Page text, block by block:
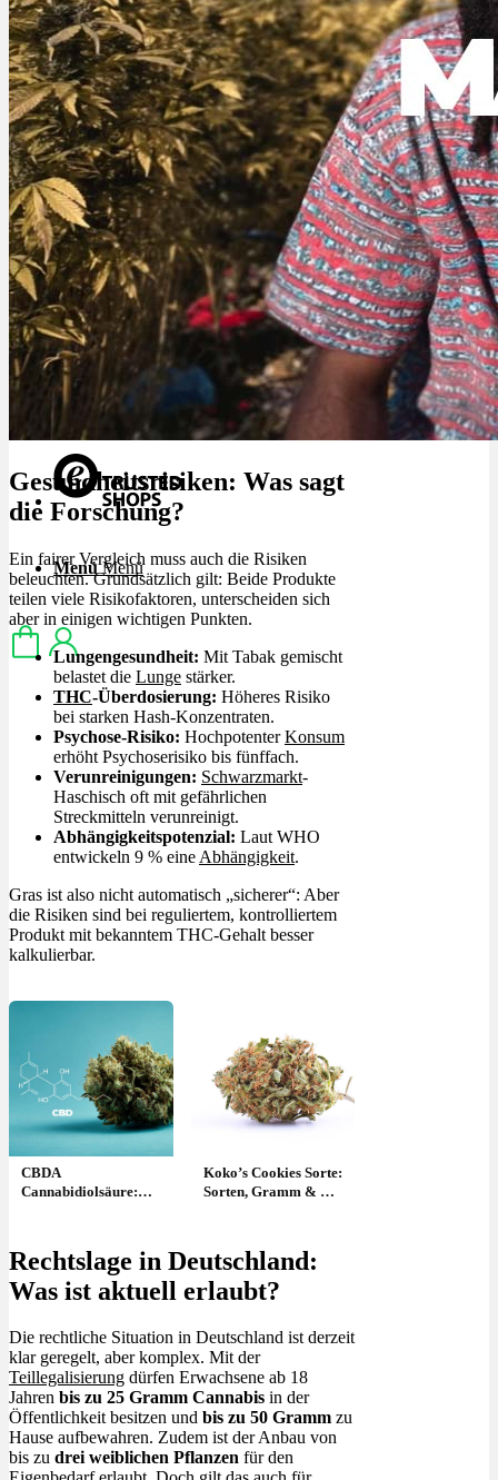
Rezept Service
Apotheken Service
Lieferung
Cannabis Karte
Zen TV
Erfahrungen
Menü Menü
Gesundheitsrisiken: Was sagt
die Forschung?
Ein fairer Vergleich muss auch die Risiken
beleuchten. Grundsätzlich gilt: Beide Produkte
teilen viele Risikofaktoren, unterscheiden sich
aber in einigen wichtigen Punkten.
Lungengesundheit: Mit Tabak gemischt
belastet die Lunge stärker.
THC-Überdosierung: Höheres Risiko
bei starken Hash-Konzentraten.
Psychose-Risiko: HochpotenterKonsum
erhöht Psychoserisiko bis fünffach.
Verunreinigungen: Schwarzmarkt-
Haschisch oft mit gefährlichen
Streckmitteln verunreinigt.
Abhängigkeitspotenzial: Laut WHO
entwickeln 9 % eine Abhängigkeit.
Gras ist also nicht automatisch „sicherer“: Aber
die Risiken sind bei reguliertem, kontrolliertem
Produkt mit bekanntem THC-Gehalt besser
kalkulierbar.
CBDA
Cannabidiolsäure:
Koko’s Cookies Sorte:
Sorten, Gramm & wo
Rechtslage in Deutschland:
Was ist aktuell erlaubt?
Die rechtliche Situation in Deutschland ist derzeit
klar geregelt, aber komplex. Mit der
Teillegalisierung dürfen Erwachsene ab 18
Jahren bis zu 25 Gramm Cannabis in der
Öffentlichkeit besitzen und bis zu 50 Gramm zu
Hause aufbewahren. Zudem ist der Anbau von
bis zu drei weiblichen Pflanzen für den